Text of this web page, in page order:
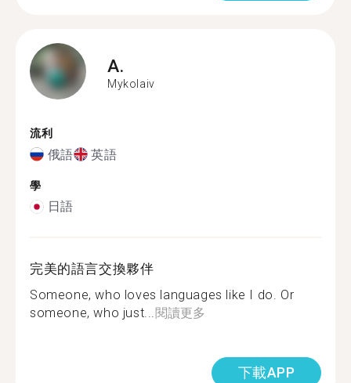
A.
Mykolaiv
流利
俄語 英語
學
日語
完美的語言交換夥伴
Someone, who loves languages like I do. Or
someone, who just...閱讀更多
下載APP